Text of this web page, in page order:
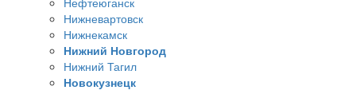
Нижневартовск
Нижнекамск
Нижний Новгород
Нижний Тагил
Новокузнецк